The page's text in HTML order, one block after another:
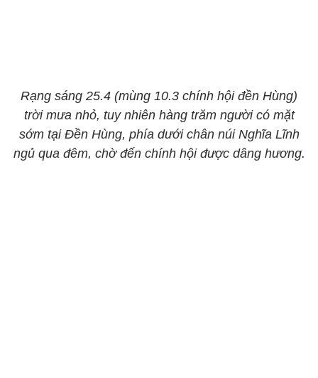
Rạng sáng 25.4 (mùng 10.3 chính hội đền Hùng)
trời mưa nhỏ, tuy nhiên hàng trăm người có mặt
sớm tại Đền Hùng, phía dưới chân núi Nghĩa Lĩnh
ngủ qua đêm, chờ đến chính hội được dâng hương.